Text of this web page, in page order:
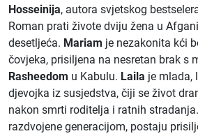
Hosseinija, autora svjetskog
Roman prati živote dviju žena u
desetljeća. Mariam je nezakonita kći
čovjeka, prisiljena na nesretan brak s
Rasheedom u Kabulu. Laila je mlada,
djevojka iz susjedstva, čiji se život
nakon smrti roditelja i ratnih
razdvojene generacijom, postaju